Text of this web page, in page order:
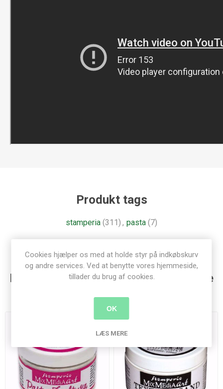
Produkt tags
stamperia (311) , pasta (7)
Kunder der har købt denne vare købte
Cookies hjælper os med at holde styr på indkøbskurv
og andre services. Ved at benytte vores hjemmeside,
tillader du brug af cookies.
OK
LÆS MERE